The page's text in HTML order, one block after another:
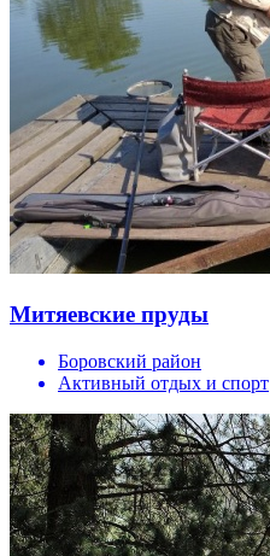
Митяевские пруды
Боровский район
Активный отдых и спорт